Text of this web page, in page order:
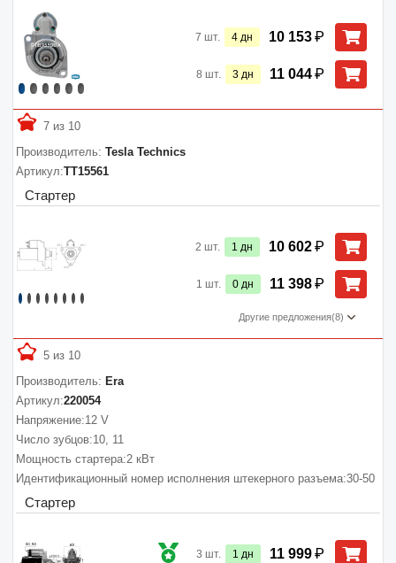
7 шт. 4 дн 10 153₽
8 шт. 3 дн 11 044₽
Стартер
7 из 10
Производитель: Tesla Technics
Артикул:TT15561
2 шт. 1 дн 10 602₽
1 шт. 0 дн 11 398₽
Другие предложения(8)
Стартер
5 из 10
Производитель: Era
Артикул:220054
Напряжение:12 V
Число зубцов:10, 11
Мощность стартера:2 кВт
Идентификационный номер исполнения штекерного разъема:30-50
3 шт. 1 дн 11 999₽